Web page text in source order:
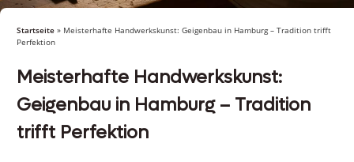
Startseite » Meisterhafte Handwerkskunst: Geigenbau in Hamburg – Tradition trifft
Perfektion
Meisterhafte Handwerkskunst:
Geigenbau in Hamburg – Tradition
trifft Perfektion